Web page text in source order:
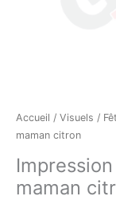
Accueil / Visuels /
maman citron
maman